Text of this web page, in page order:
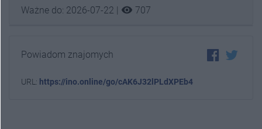
Ważne do: 2026-07-22 | visibility 707
Powiadom znajomych
URL: https://ino.online/go/cAK6J32lPLdXPEb4